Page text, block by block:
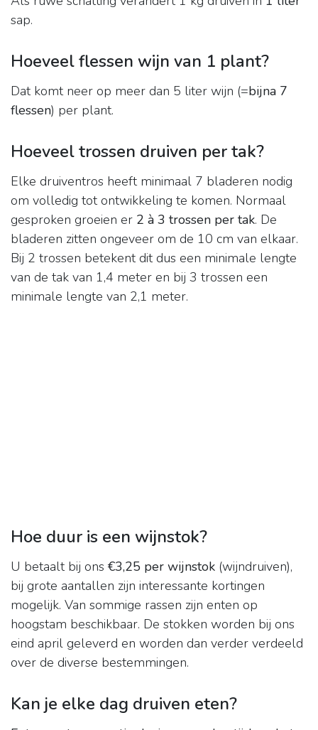
sap.
Hoeveel flessen wijn van 1 plant?
Dat komt neer op meer dan 5 liter wijn (=bijna 7
flessen) per plant.
Hoeveel trossen druiven per tak?
Elke druiventros heeft minimaal 7 bladeren nodig
om volledig tot ontwikkeling te komen. Normaal
gesproken groeien er 2 à 3 trossen per tak. De
bladeren zitten ongeveer om de 10 cm van elkaar.
Bij 2 trossen betekent dit dus een minimale lengte
van de tak van 1,4 meter en bij 3 trossen een
minimale lengte van 2,1 meter.
Hoe duur is een wijnstok?
U betaalt bij ons €3,25 per wijnstok (wijndruiven),
bij grote aantallen zijn interessante kortingen
mogelijk. Van sommige rassen zijn enten op
hoogstam beschikbaar. De stokken worden bij ons
eind april geleverd en worden dan verder verdeeld
over de diverse bestemmingen.
Kan je elke dag druiven eten?